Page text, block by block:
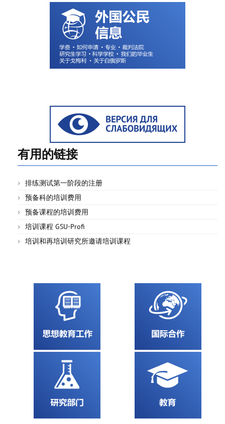
有用的链接
排练测试第一阶段的注册
预备科的培训费用
预备课程的培训费用
培训课程 GSU-Profi
培训和再培训研究所邀请培训课程